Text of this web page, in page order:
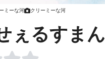
ミーな河 クリーミーな河
ぇるすまん